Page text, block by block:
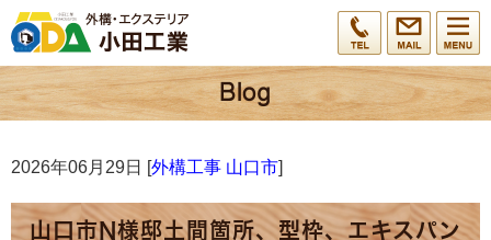
2026年06月29日 [外構工事 山口市]
山口市N様邸土間箇所、型枠、エキスパン